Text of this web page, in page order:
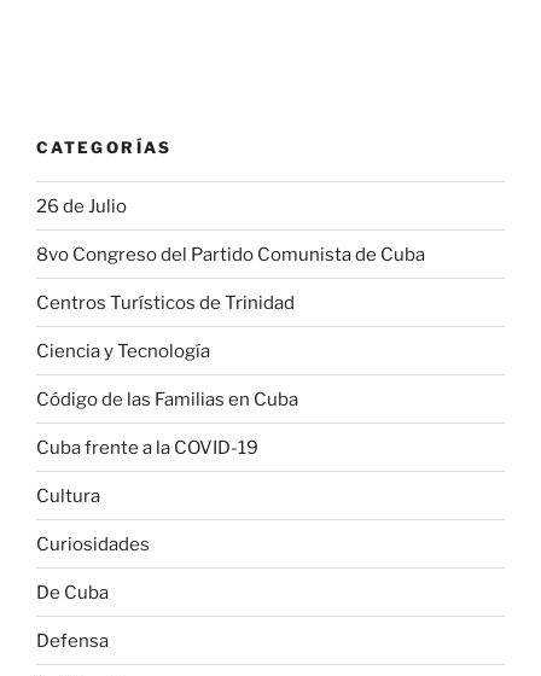
CATEGORÍAS
26 de Julio
8vo Congreso del Partido Comunista de Cuba
Centros Turísticos de Trinidad
Ciencia y Tecnología
Código de las Familias en Cuba
Cuba frente a la COVID-19
Cultura
Curiosidades
De Cuba
Defensa